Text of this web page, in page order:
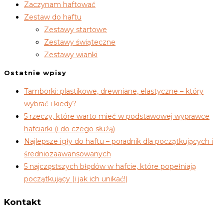
Zaczynam haftować
Zestaw do haftu
Zestawy startowe
Zestawy świąteczne
Zestawy wianki
Ostatnie wpisy
Tamborki: plastikowe, drewniane, elastyczne – który
wybrać i kiedy?
5 rzeczy, które warto mieć w podstawowej wyprawce
hafciarki (i do czego służą)
Najlepsze igły do haftu – poradnik dla początkujących i
średniozaawansowanych
5 najczęstszych błędów w hafcie, które popełniają
początkujący (i jak ich unikać!)
Kontakt